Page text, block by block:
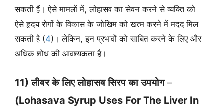
सकती हैं। ऐसे मामलों में, लोहासव का सेवन करने से व्यक्ति को
ऐसे हृदय रोगों के विकास के जोखिम को खत्म करने में मदद मिल
सकती है (4)। लेकिन, इन प्रभावों को साबित करने के लिए और
अधिक शोध की आवश्यकता है।
11) लीवर के लिए लोहासव सिरप का उपयोग –
(Lohasava Syrup Uses For The Liver In